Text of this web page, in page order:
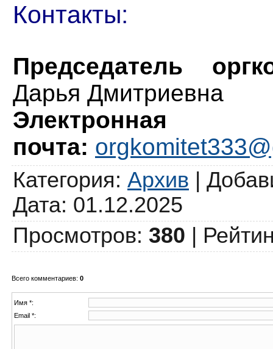
Контакты:
Председатель
Дарья Дмитриевна
Электронная
почта:
Категория: Архив |
Дата: 01.12.2025
Просмотров: 380 |
Всего комментариев: 0
Имя *:
Email *: